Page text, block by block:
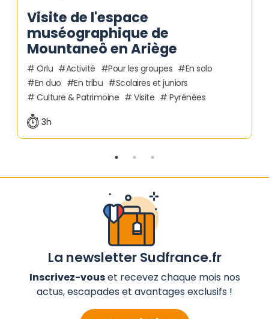
Visite de l'espace
muséographique de
Mountaneô en Ariège
Orlu Activité Pour les groupes
En solo
En duo
En tribu
Scolaires et juniors
Culture & Patrimoine
Visite Pyrénées
3h
La newsletter Sudfrance.fr
Inscrivez-vouset recevez chaque mois nos
actus, escapades et avantages exclusifs !